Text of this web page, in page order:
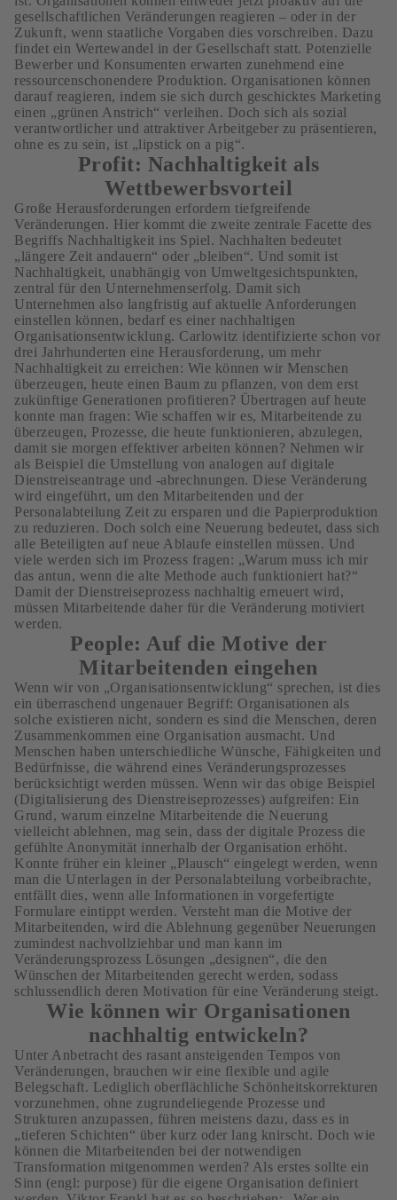
gesellschaftlichen Veränderungen reagieren – oder in der
Zukunft, wenn staatliche Vorgaben dies vorschreiben. Dazu
findet ein Wertewandel in der Gesellschaft statt. Potenzielle
Bewerber und Konsumenten erwarten zunehmend eine
ressourcenschonendere Produktion. Organisationen können
darauf reagieren, indem sie sich durch geschicktes Marketing
einen „grünen Anstrich“ verleihen. Doch sich als sozial
verantwortlicher und attraktiver Arbeitgeber zu präsentieren,
ohne es zu sein, ist „lipstick on a pig“.
Profit: Nachhaltigkeit als
Wettbewerbsvorteil
Große Herausforderungen erfordern tiefgreifende
Veränderungen. Hier kommt die zweite zentrale Facette des
Begriffs Nachhaltigkeit ins Spiel. Nachhalten bedeutet
„längere Zeit andauern“ oder „bleiben“. Und somit ist
Nachhaltigkeit, unabhängig von Umweltgesichtspunkten,
zentral für den Unternehmenserfolg. Damit sich
Unternehmen also langfristig auf aktuelle Anforderungen
einstellen können, bedarf es einer nachhaltigen
Organisationsentwicklung. Carlowitz identifizierte schon vor
drei Jahrhunderten eine Herausforderung, um mehr
Nachhaltigkeit zu erreichen: Wie können wir Menschen
überzeugen, heute einen Baum zu pflanzen, von dem erst
zukünftige Generationen profitieren? Übertragen auf heute
konnte man fragen: Wie schaffen wir es, Mitarbeitende zu
überzeugen, Prozesse, die heute funktionieren, abzulegen,
damit sie morgen effektiver arbeiten können? Nehmen wir
als Beispiel die Umstellung von analogen auf digitale
Dienstreiseantrage und -abrechnungen. Diese Veränderung
wird eingeführt, um den Mitarbeitenden und der
Personalabteilung Zeit zu ersparen und die Papierproduktion
zu reduzieren. Doch solch eine Neuerung bedeutet, dass sich
alle Beteiligten auf neue Ablaufe einstellen müssen. Und
viele werden sich im Prozess fragen: „Warum muss ich mir
das antun, wenn die alte Methode auch funktioniert hat?“
Damit der Dienstreiseprozess nachhaltig erneuert wird,
müssen Mitarbeitende daher für die Veränderung motiviert
werden.
People: Auf die Motive der
Mitarbeitenden eingehen
Wenn wir von „Organisationsentwicklung“ sprechen, ist dies
ein überraschend ungenauer Begriff: Organisationen als
solche existieren nicht, sondern es sind die Menschen, deren
Zusammenkommen eine Organisation ausmacht. Und
Menschen haben unterschiedliche Wünsche, Fähigkeiten und
Bedürfnisse, die während eines Veränderungsprozesses
berücksichtigt werden müssen. Wenn wir das obige Beispiel
(Digitalisierung des Dienstreiseprozesses) aufgreifen: Ein
Grund, warum einzelne Mitarbeitende die Neuerung
vielleicht ablehnen, mag sein, dass der digitale Prozess die
gefühlte Anonymität innerhalb der Organisation erhöht.
Konnte früher ein kleiner „Plausch“ eingelegt werden, wenn
man die Unterlagen in der Personalabteilung vorbeibrachte,
entfällt dies, wenn alle Informationen in vorgefertigte
Formulare eintippt werden. Versteht man die Motive der
Mitarbeitenden, wird die Ablehnung gegenüber Neuerungen
zumindest nachvollziehbar und man kann im
Veränderungsprozess Lösungen „designen“, die den
Wünschen der Mitarbeitenden gerecht werden, sodass
schlussendlich deren Motivation für eine Veränderung steigt.
Wie können wir Organisationen
nachhaltig entwickeln?
Unter Anbetracht des rasant ansteigenden Tempos von
Veränderungen, brauchen wir eine flexible und agile
Belegschaft. Lediglich oberflächliche Schönheitskorrekturen
vorzunehmen, ohne zugrundeliegende Prozesse und
Strukturen anzupassen, führen meistens dazu, dass es in
„tieferen Schichten“ über kurz oder lang knirscht. Doch wie
können die Mitarbeitenden bei der notwendigen
Transformation mitgenommen werden? Als erstes sollte ein
Sinn (engl: purpose) für die eigene Organisation definiert